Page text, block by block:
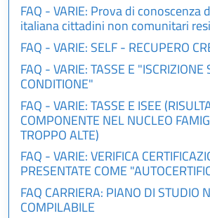
FAQ - VARIE: Prova di conoscenza
italiana cittadini non comunitari
FAQ - VARIE: SELF - RECUPERO
FAQ - VARIE: TASSE E "ISCRIZIONE
CONDITIONE"
FAQ - VARIE: TASSE E ISEE
COMPONENTE NEL NUCLEO
TROPPO ALTE)
FAQ - VARIE: VERIFICA
PRESENTATE COME
FAQ CARRIERA: PIANO DI STUDIO
COMPILABILE